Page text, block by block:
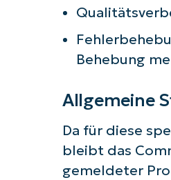
Behebung
Allgemeine
Da für diese
bleibt das
gemeldeter